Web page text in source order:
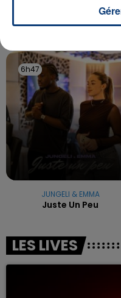
reconnu sa
excuses.
TITRES
6h47
6h47
JUNGELI & EMMA
Juste Un Peu
LES LIVES